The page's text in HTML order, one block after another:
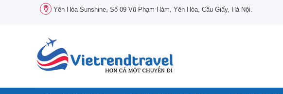
Yên Hòa Sunshine, Số 09 Vũ Phạm Hàm, Yên Hòa, Cầu Giấy, Hà Nội.